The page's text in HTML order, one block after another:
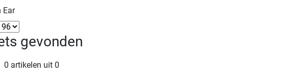
Ear
gevonden
0 artikelen uit 0